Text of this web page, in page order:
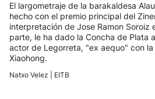
Natxo Velez | EITB
El largometraje de la barakaldesa
hecho con el premio principal del
interpretación de Jose Ramon Soroiz
parte, le ha dado la Concha de Plata
actor de Legorreta, "ex aequo" con
Xiaohong.